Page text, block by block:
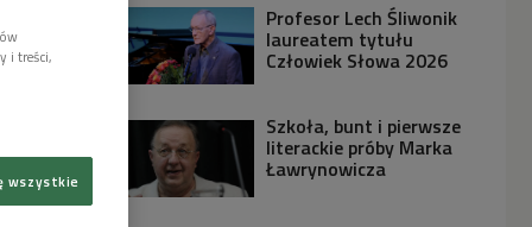
Profesor Lech Śliwonik
laureatem tytułu
Człowiek Słowa 2026
Szkoła, bunt i pierwsze
literackie próby Marka
Ławrynowicza
i treści,
wszystkie